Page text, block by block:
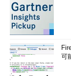
可